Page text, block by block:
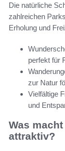
Die natürliche
zahlreichen
Erholung und
perfekt für
zur Natur
Vielfältige
und
Was
attraktiv?